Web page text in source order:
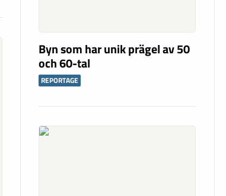
Byn som har unik prägel av 50
och 60-tal
REPORTAGE